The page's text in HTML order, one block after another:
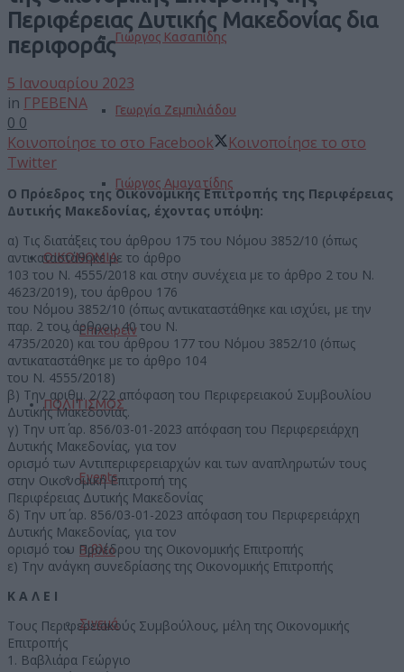
Γιώργος Κασαπίδης
Γεωργία Ζεμπιλιάδου
Γιώργος Αμανατίδης
ΟΙΚΟΝΟΜΙΑ
Επιχειρείν
ΠΟΛΙΤΙΣΜΟΣ
Events
Βιβλίο
Σινεμά
Περιφέρειας Δυτικής Μακεδονίας δια
περιφοράς
5 Ιανουαρίου 2023
in ΓΡΕΒΕΝΑ
0 0
Κοινοποίησε το στο Facebook
Κοινοποίησε το στο
Twitter
Ο Πρόεδρος της Οικονομικής Επιτροπής της Περιφέρειας
Δυτικής Μακεδονίας, έχοντας υπόψη:
α) Τις διατάξεις του άρθρου 175 του Νόμου 3852/10 (όπως
αντικαταστάθηκε με το άρθρο
103 του Ν. 4555/2018 και στην συνέχεια με το άρθρο 2 του Ν.
4623/2019), του άρθρου 176
του Νόμου 3852/10 (όπως αντικαταστάθηκε και ισχύει, με την
παρ. 2 του άρθρου 40 του Ν.
4735/2020) και του άρθρου 177 του Νόμου 3852/10 (όπως
αντικαταστάθηκε με το άρθρο 104
του Ν. 4555/2018)
β) Την αριθμ. 2/22 απόφαση του Περιφερειακού Συμβουλίου
Δυτικής Μακεδονίας.
γ) Την υπ΄ αρ. 856/03-01-2023 απόφαση του Περιφερειάρχη
Δυτικής Μακεδονίας, για τον
ορισμό των Αντιπεριφερειαρχών και των αναπληρωτών τους
στην Οικονομική Επιτροπή της
Περιφέρειας Δυτικής Μακεδονίας
δ) Την υπ΄ αρ. 856/03-01-2023 απόφαση του Περιφερειάρχη
Δυτικής Μακεδονίας, για τον
ορισμό του Προέδρου της Οικονομικής Επιτροπής
ε) Την ανάγκη συνεδρίασης της Οικονομικής Επιτροπής
Κ Α Λ Ε Ι
Τους Περιφερειακούς Συμβούλους, μέλη της Οικονομικής
Επιτροπής
1. Βαβλιάρα Γεώργιο